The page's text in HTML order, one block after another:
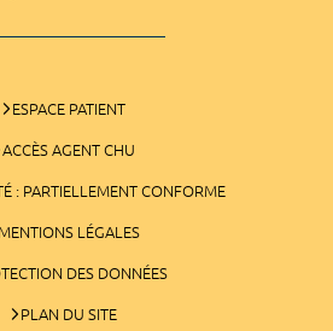
ESPACE PATIENT
ACCÈS AGENT CHU
: PARTIELLEMENT CONFORME
MENTIONS LÉGALES
DES DONNÉES
PLAN DU SITE